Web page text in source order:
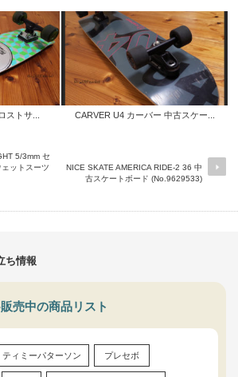
ストサ... CARVER U4 カーバー 中古スケー...
5/3mm セ
ットスーツ
NICE SKATE AMERICA RIDE-2 36 中
古スケートボード (No.9629533)
ち情報
売中の商品リスト
ティミーパターソン プレセボ